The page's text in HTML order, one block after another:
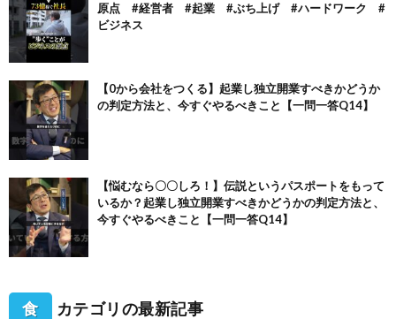
原点 #経営者 #起業 #ぶち上げ #ハードワーク #
ビジネス
【0から会社をつくる】起業し独立開業すべきかどうか
の判定方法と、今すぐやるべきこと【一問一答Q14】
【悩むなら〇〇しろ！】伝説というパスポートをもって
いるか？起業し独立開業すべきかどうかの判定方法と、
今すぐやるべきこと【一問一答Q14】
食 カテゴリの最新記事